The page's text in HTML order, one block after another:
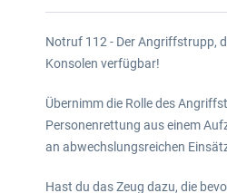
Notruf 112 - Der Angriffstrupp,
Konsolen verfügbar!
Übernimm die Rolle des
Personenrettung aus einem
an abwechslungsreichen
Hast du das Zeug dazu, die